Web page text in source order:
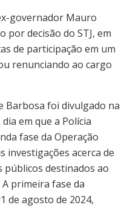
governador Mauro
por decisão do STJ, em
de participação em um
renunciando ao cargo
Barbosa foi divulgado na
em que a Polícia
fase da Operação
investigações acerca de
públicos destinados ao
primeira fase da
de agosto de 2024,